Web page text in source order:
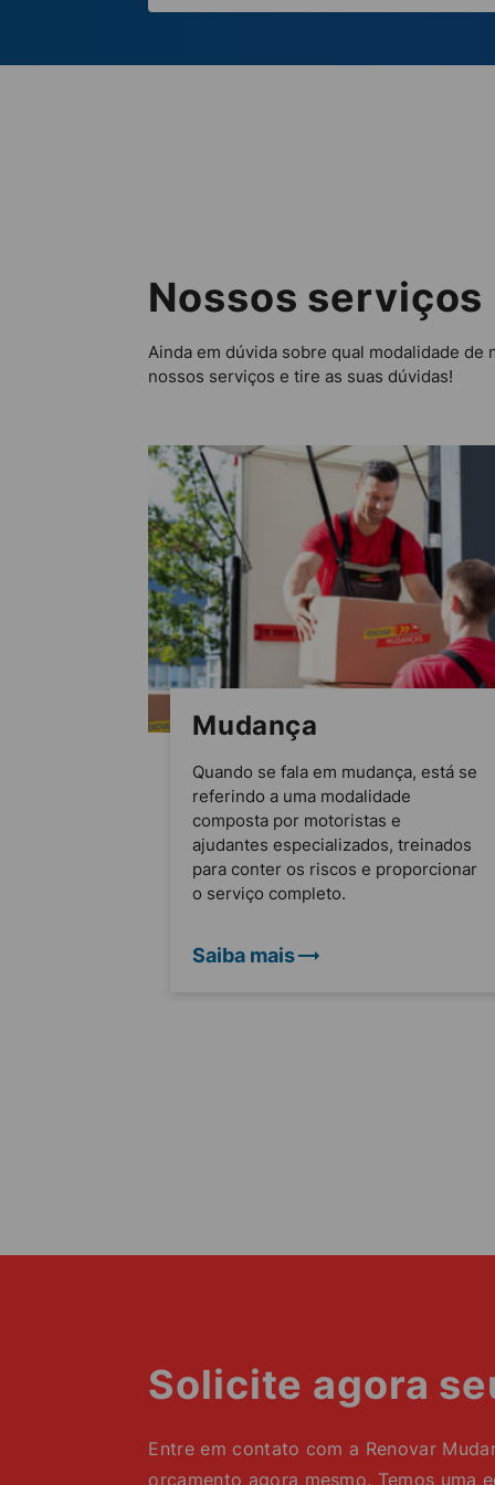
Nossos serviços
Ainda em dúvida sobre qual modalidade
nossos serviços e tire as suas dúvidas!
Mudança
Quando se fala em mudança, está se
referindo a uma modalidade
composta por motoristas e
ajudantes especializados, treinados
para conter os riscos e proporcionar
o serviço completo.
Saiba mais
Solicite agora
Entre em contato com a Renovar
orçamento agora mesmo. Temos uma